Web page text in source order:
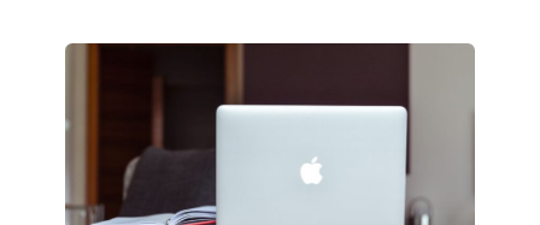
ПОМОГАЮТ
СОЗДАВАТЬ
БЕЗ